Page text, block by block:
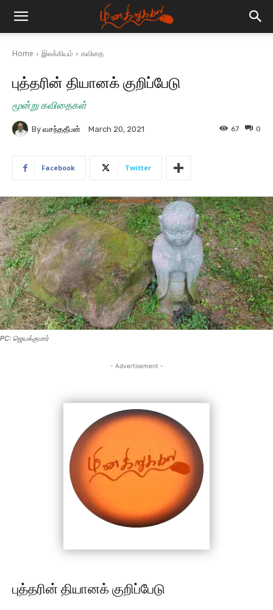
Home இலக்கியம் கவிதை
புத்தரின் தியானக் குறிப்பேடு
மூன்று கவிதைகள்
By வசந்ததீபன் March 20, 2021 0
67
Facebook Twitter
PC: ஜெயக்குமார்
- Advertisement -
புத்தரின் தியானக் குறிப்பேடு